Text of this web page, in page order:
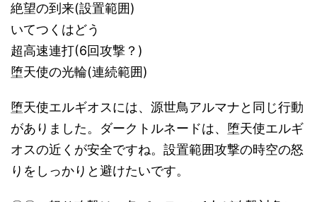
絶望の到来(設置範囲)
いてつくはどう
超高速連打(6回攻撃？)
堕天使の光輪(連続範囲)
堕天使エルギオスには、源世鳥アルマナと同じ行動
がありました。ダークトルネードは、堕天使エルギ
オスの近くが安全ですね。設置範囲攻撃の時空の怒
りをしっかりと避けたいです。